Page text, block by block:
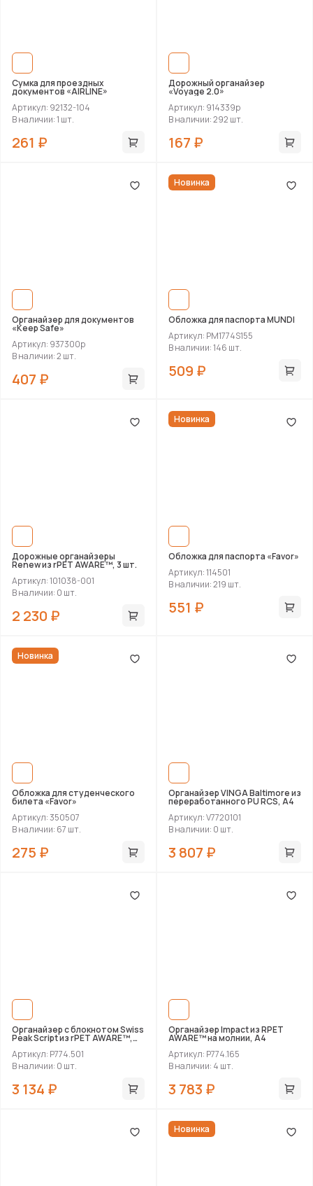
Сумка для проездных
документов «AIRLINE»
Артикул: 92132-104
В наличии: 1 шт.
261 ₽
Дорожный органайзер
«Voyage 2.0»
Артикул: 914339p
В наличии: 292 шт.
167 ₽
Органайзер для документов
«Keep Safe»
Артикул: 937300p
В наличии: 2 шт.
407 ₽
Новинка
Обложка для паспорта MUNDI
Артикул: PM1774S155
В наличии: 146 шт.
509 ₽
Дорожные органайзеры
Renew из rPET AWARE™, 3 шт.
Артикул: 101038-001
В наличии: 0 шт.
2 230 ₽
Новинка
Обложка для паспорта «Favor»
Артикул: 114501
В наличии: 219 шт.
551 ₽
Новинка
Обложка для студенческого
билета «Favor»
Артикул: 350507
В наличии: 67 шт.
275 ₽
Органайзер VINGA Baltimore из
переработанного PU RCS, A4
Артикул: V7720101
В наличии: 0 шт.
3 807 ₽
Органайзер с блокнотом Swiss
Peak Script из rPET AWARE™,
Артикул: P774.501
В наличии: 0 шт.
3 134 ₽
Органайзер Impact из RPET
AWARE™ на молнии, А4
Артикул: P774.165
В наличии: 4 шт.
3 783 ₽
Новинка